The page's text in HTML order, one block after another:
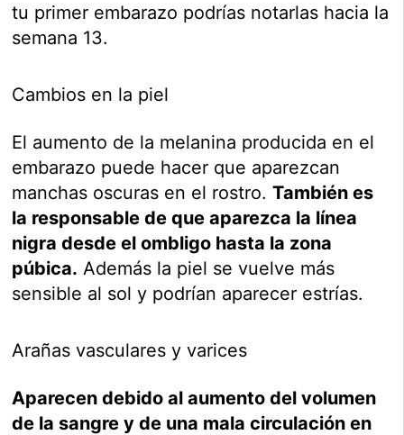
tu primer embarazo podrías notarlas hacia la
semana 13.
Cambios en la piel
El aumento de la melanina producida en el
embarazo puede hacer que aparezcan
manchas oscuras en el rostro.También es
la responsable de que aparezca la línea
nigra desde el ombligo hasta la zona
púbica. Además la piel se vuelve más
sensible al sol y podrían aparecer estrías.
Arañas vasculares y varices
Aparecen debido al aumento del volumen
de la sangre y de una mala circulación en